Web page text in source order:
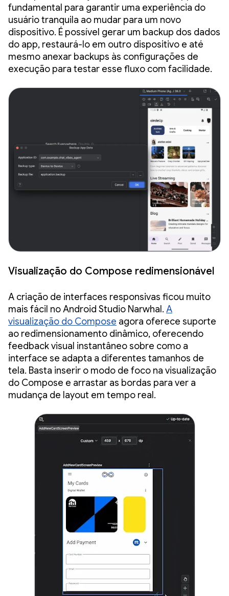
fundamental para garantir uma experiência do
usuário tranquila ao mudar para um novo
dispositivo. É possível gerar um backup dos dados
do app, restaurá-lo em outro dispositivo e até
mesmo anexar backups às configurações de
execução para testar esse fluxo com facilidade.
Visualização do Compose redimensionável
A criação de interfaces responsivas ficou muito
mais fácil no Android Studio Narwhal. A
visualização do Compose agora oferece suporte
ao redimensionamento dinâmico, oferecendo
feedback visual instantâneo sobre como a
interface se adapta a diferentes tamanhos de
tela. Basta inserir o modo de foco na visualização
do Compose e arrastar as bordas para ver a
mudança de layout em tempo real.